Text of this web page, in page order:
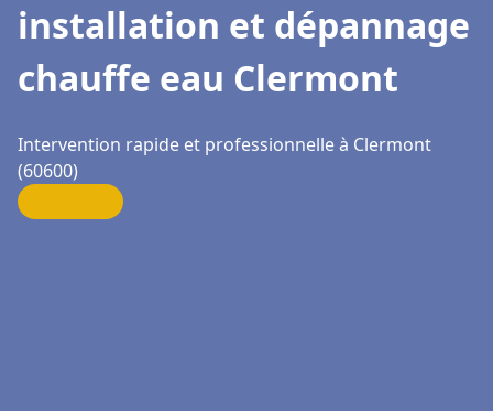
installation et dépannage
chauffe eau Clermont
Intervention rapide et professionnelle à Clermont
(60600)